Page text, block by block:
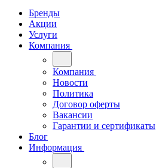
Бренды
Акции
Услуги
Компания
Компания
Новости
Политика
Договор оферты
Вакансии
Гарантии и сертификаты
Блог
Информация